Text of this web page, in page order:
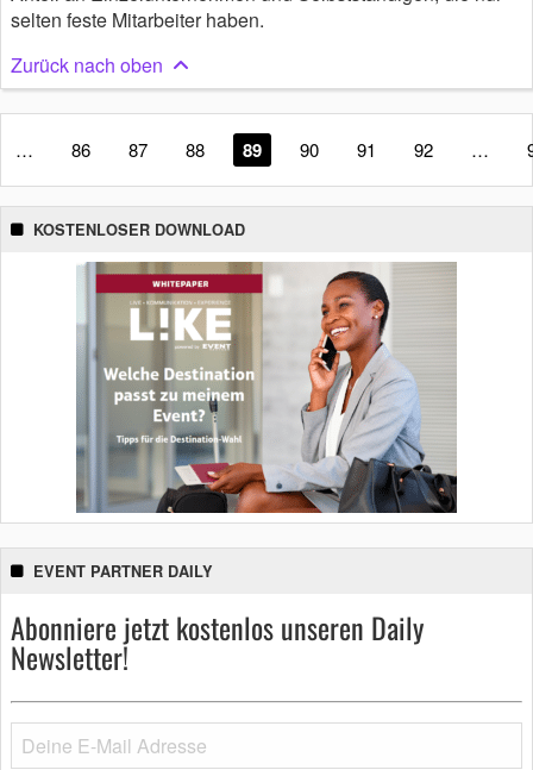
selten feste Mitarbeiter haben.
Zurück nach oben
… 86 87 88 89 90 91 92 …
KOSTENLOSER DOWNLOAD
EVENT PARTNER DAILY
Abonniere jetzt kostenlos unseren Daily
Newsletter!